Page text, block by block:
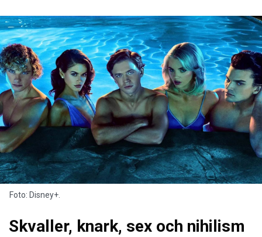
Foto: Disney+.
Skvaller, knark, sex och nihilism